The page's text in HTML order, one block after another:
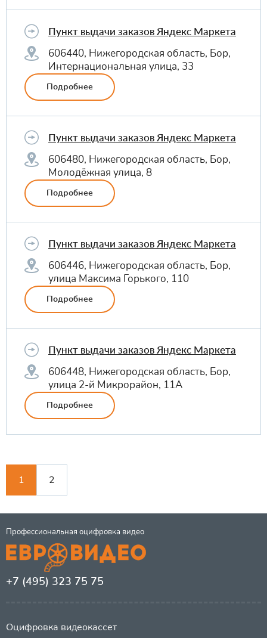
Пункт выдачи заказов Яндекс Маркета
606440, Нижегородская область, Бор,
Интернациональная улица, 33
Подробнее
Пункт выдачи заказов Яндекс Маркета
606480, Нижегородская область, Бор,
Молодёжная улица, 8
Подробнее
Пункт выдачи заказов Яндекс Маркета
606446, Нижегородская область, Бор,
улица Максима Горького, 110
Подробнее
Пункт выдачи заказов Яндекс Маркета
606448, Нижегородская область, Бор,
улица 2-й Микрорайон, 11А
Подробнее
1 2
Профессиональная оцифровка видео
+7 (495) 323 75 75
Оцифровка видеокассет